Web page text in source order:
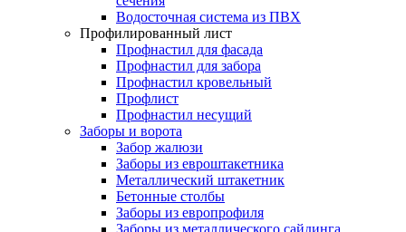
Водосточная система из ПВХ
Профилированный лист
Профнастил для фасада
Профнастил для забора
Профнастил кровельный
Профлист
Профнастил несущий
Заборы и ворота
Забор жалюзи
Заборы из евроштакетника
Металлический штакетник
Бетонные столбы
Заборы из европрофиля
Заборы из металлического сайдинга